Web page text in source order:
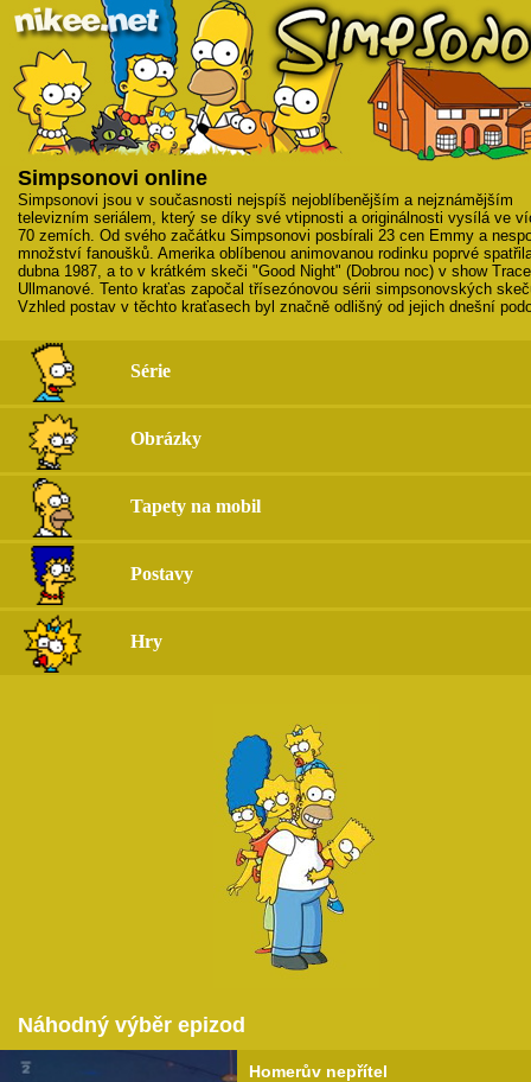
Simpsonovi online
Simpsonovi jsou v současnosti nejspíš nejoblíbenějším a nejznámějším
televizním seriálem, který se díky své vtipnosti a originálnosti vysílá ve
70 zemích. Od svého začátku Simpsonovi posbírali 23 cen Emmy a
množství fanoušků. Amerika oblíbenou animovanou rodinku poprvé
dubna 1987, a to v krátkém skeči "Good Night" (Dobrou noc) v show
Ullmanové. Tento kraťas započal třísezónovou sérii simpsonovských
Vzhled postav v těchto kraťasech byl značně odlišný od jejich dnešní
Série
Obrázky
Tapety na mobil
Postavy
Hry
Náhodný výběr epizod
Homerův nepřítel